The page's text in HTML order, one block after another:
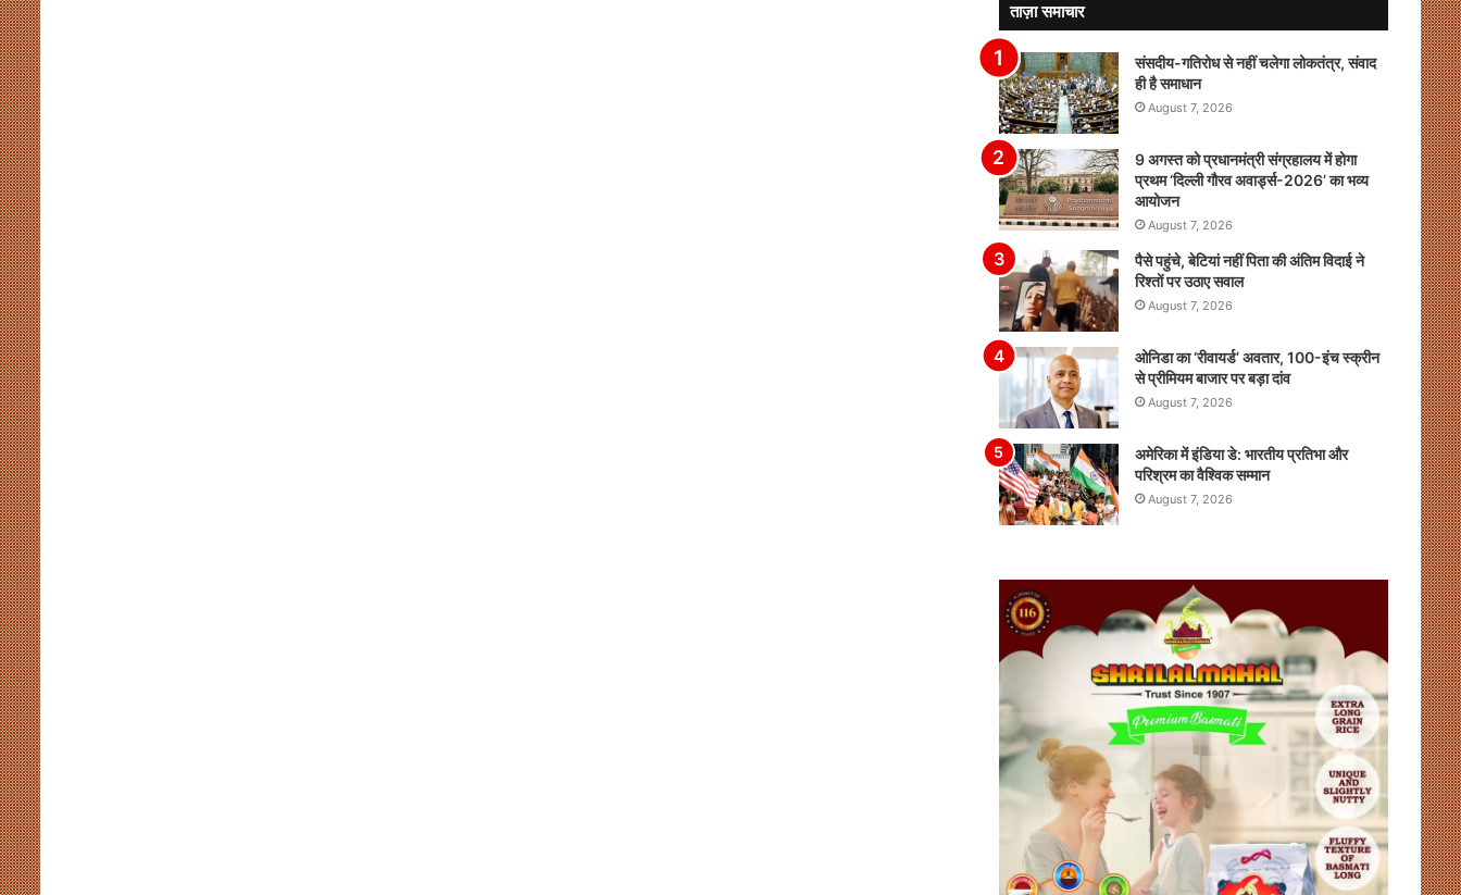
ताज़ा समाचार
संसदीय-गतिरोध से नहीं चलेगा लोकतंत्र, संवाद
ही है समाधान
August 7, 2026
9 अगस्त को प्रधानमंत्री संग्रहालय में होगा
प्रथम ‘दिल्ली गौरव अवार्ड्स-2026’ का भव्य
आयोजन
August 7, 2026
पैसे पहुंचे, बेटियां नहीं पिता की अंतिम विदाई ने
रिश्तों पर उठाए सवाल
August 7, 2026
ओनिडा का ‘रीवायर्ड’ अवतार, 100-इंच स्क्रीन
से प्रीमियम बाजार पर बड़ा दांव
August 7, 2026
अमेरिका में इंडिया डे: भारतीय प्रतिभा और
परिश्रम का वैश्विक सम्मान
August 7, 2026